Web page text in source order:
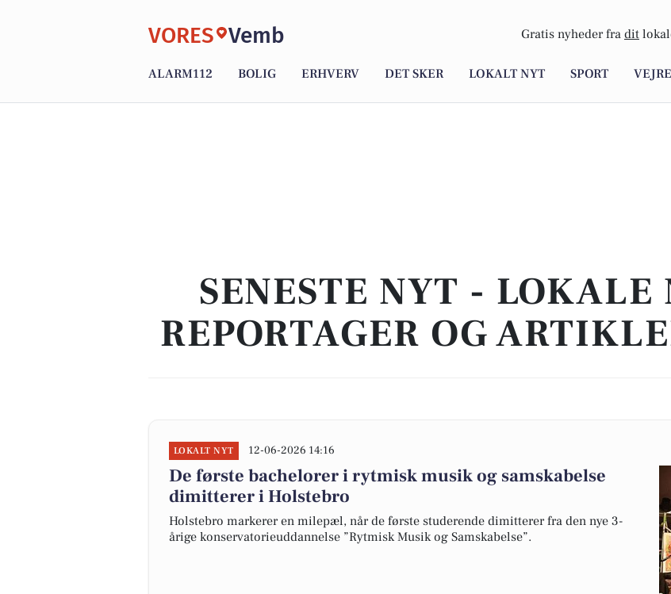
VORES Vemb Gratis nyheder fra dit
ALARM112 BOLIG ERHVERV DET SKER LOKALT NYT SPORT
SENESTE NYT - LOKALE
REPORTAGER OG
LOKALT NYT 12-06-2026 14:16
De første bachelorer i rytmisk musik og samskabelse
dimitterer i Holstebro
Holstebro markerer en milepæl, når de første studerende dimitterer fra den nye 3-
årige konservatorieuddannelse ”Rytmisk Musik og Samskabelse”.